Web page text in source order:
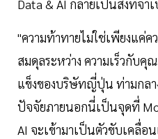
Data & AI กลายเป็นสิ่งที่จำ
"ความท้าทายไม่ใช่เพียงแค่ค
สมดุลระหว่าง ความเร็วกับ
แข็งของบริษัทญี่ปุ่น ท่ามกล
ปัจจัยภายนอกนี่เป็นจุดที่
AI จะเข้ามาเป็นตัวขับเคลื่อ